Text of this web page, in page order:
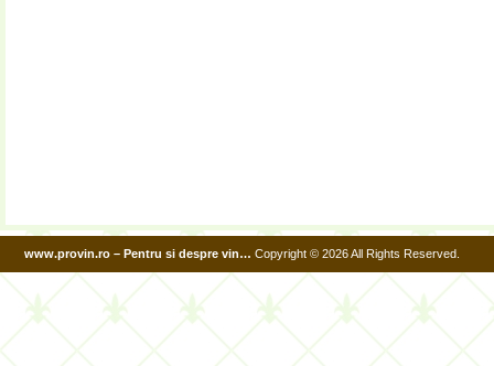
www.provin.ro – Pentru si despre vin… Copyright © 2026 All Rights Reserved.